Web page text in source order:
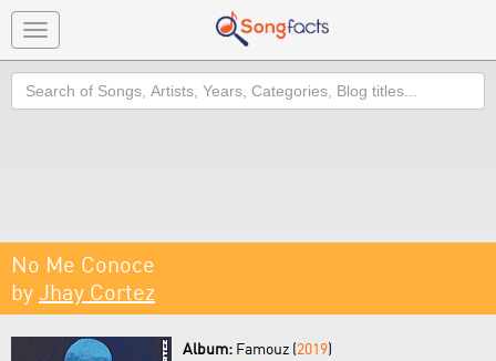
Toggle
navigation
Search
No Me Conoce
by Jhay Cortez
Album: Famouz (2019)